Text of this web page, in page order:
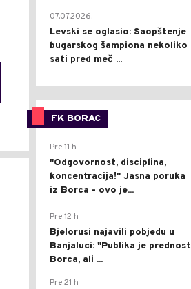
07.07.2026.
Levski se oglasio: Saopštenje
bugarskog šampiona nekoliko
sati pred meč ...
FK BORAC
Pre 11 h
"Odgovornost, disciplina,
koncentracija!" Jasna poruka
iz Borca - ovo je...
Pre 12 h
Bjelorusi najavili pobjedu u
Banjaluci: "Publika je prednost
Borca, ali ...
Pre 21 h